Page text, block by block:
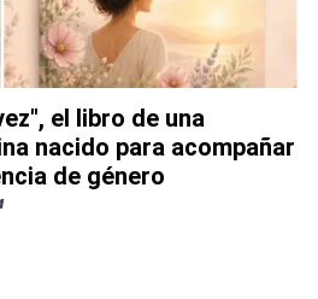
el libro de una
nacido para acompañar
de género